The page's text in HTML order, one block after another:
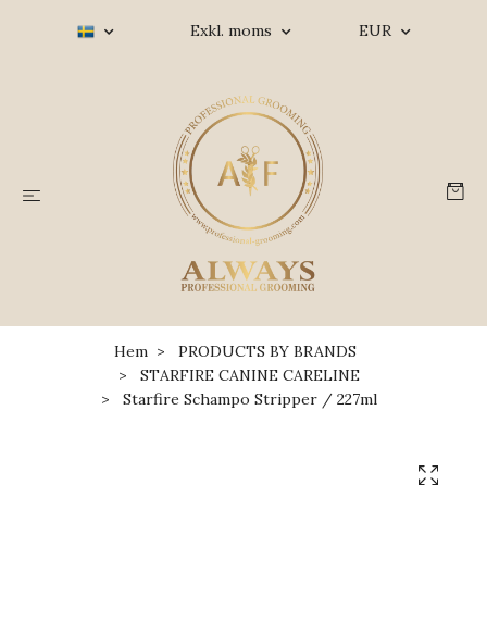
Exkl. moms EUR
Hem
PRODUCTS BY BRANDS
STARFIRE CANINE CARELINE
Starfire Schampo Stripper / 227ml